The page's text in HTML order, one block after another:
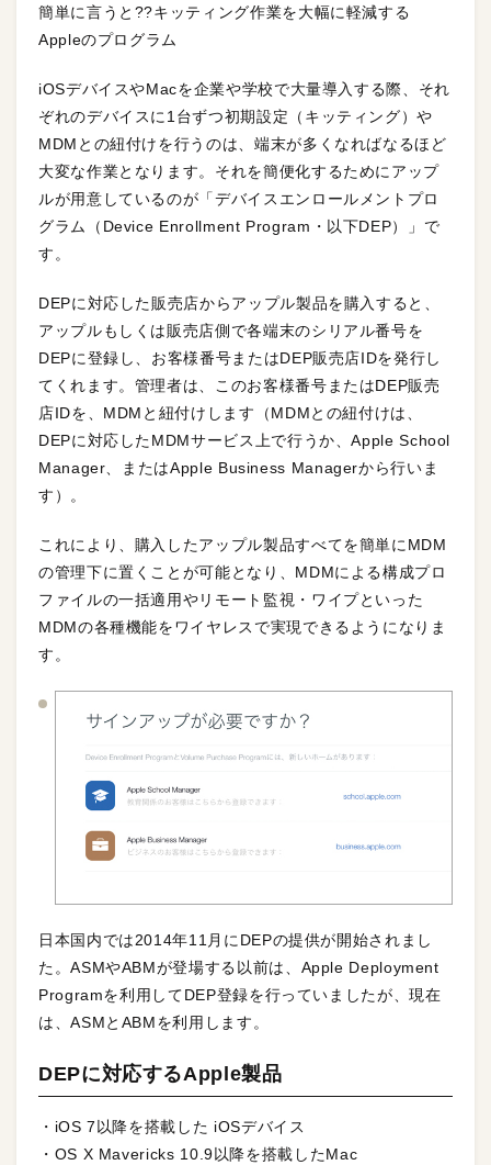
簡単に言うと??キッティング作業を大幅に軽減する
Appleのプログラム
iOSデバイスやMacを企業や学校で大量導入する際、それ
ぞれのデバイスに1台ずつ初期設定（キッティング）や
MDMとの紐付けを行うのは、端末が多くなればなるほど
大変な作業となります。それを簡便化するためにアップ
ルが用意しているのが「デバイスエンロールメントプロ
グラム（Device Enrollment Program・以下DEP）」で
す。
DEPに対応した販売店からアップル製品を購入すると、
アップルもしくは販売店側で各端末のシリアル番号を
DEPに登録し、お客様番号またはDEP販売店IDを発行し
てくれます。管理者は、このお客様番号またはDEP販売
店IDを、MDMと紐付けします（MDMとの紐付けは、
DEPに対応したMDMサービス上で行うか、Apple School
Manager、またはApple Business Managerから行いま
す）。
これにより、購入したアップル製品すべてを簡単にMDM
の管理下に置くことが可能となり、MDMによる構成プロ
ファイルの一括適用やリモート監視・ワイプといった
MDMの各種機能をワイヤレスで実現できるようになりま
す。
日本国内では2014年11月にDEPの提供が開始されまし
た。ASMやABMが登場する以前は、Apple Deployment
Programを利用してDEP登録を行っていましたが、現在
は、ASMとABMを利用します。
DEPに対応するApple製品
・iOS 7以降を搭載した iOSデバイス
・OS X Mavericks 10.9以降を搭載したMac